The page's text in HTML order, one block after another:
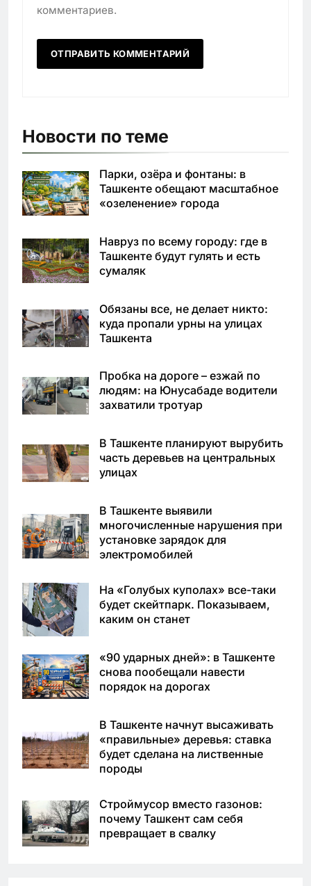
комментариев.
Новости по теме
Парки, озёра и фонтаны: в
Ташкенте обещают масштабное
«озеленение» города
Навруз по всему городу: где в
Ташкенте будут гулять и есть
сумаляк
Обязаны все, не делает никто:
куда пропали урны на улицах
Ташкента
Пробка на дороге – езжай по
людям: на Юнусабаде водители
захватили тротуар
В Ташкенте планируют вырубить
часть деревьев на центральных
улицах
В Ташкенте выявили
многочисленные нарушения при
установке зарядок для
электромобилей
На «Голубых куполах» все-таки
будет скейтпарк. Показываем,
каким он станет
«90 ударных дней»: в Ташкенте
снова пообещали навести
порядок на дорогах
В Ташкенте начнут высаживать
«правильные» деревья: ставка
будет сделана на лиственные
породы
Строймусор вместо газонов:
почему Ташкент сам себя
превращает в свалку